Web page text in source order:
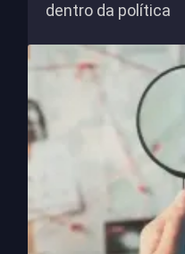
dentro da política